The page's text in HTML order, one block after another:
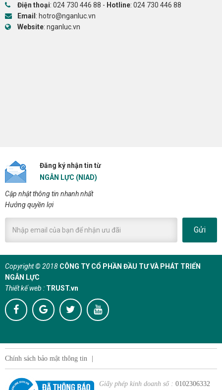
Điện thoại: 024 730 446 88 - Hotline: 024 730 446 88
Email : hotro@nganluc.vn
Website: nganluc.vn
Đăng ký nhận tin từ
NGÂN LỰC (NIAD)
Cập nhật thông tin nhanh nhất
Hưởng quyền lợi
Gửi
Copyright © 2018 CÔNG TY CỔ PHẦN ĐẦU TƯ VÀ PHÁT TRIỂN
NGÂN LỰC
Thiết kế web : TRUST.vn
Chính sách bảo mật thông tin
Giấy phép kinh doanh số : 0102306332